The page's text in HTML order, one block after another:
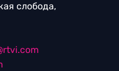
слобода,